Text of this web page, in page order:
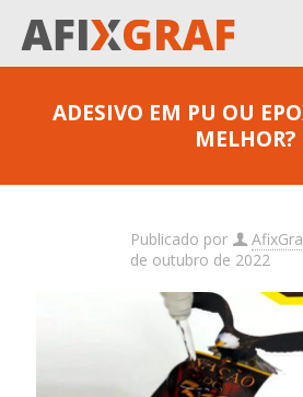
ADESIVO EM PU OU
MELHOR?
Publicado por
de outubro de 2022